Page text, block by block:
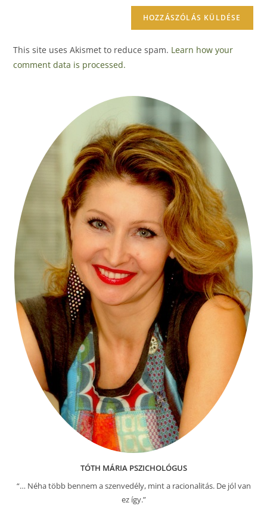
This site uses Akismet to reduce spam. Learn how your
comment data is processed.
TÓTH MÁRIA PSZICHOLÓGUS
“… Néha több bennem a szenvedély, mint a racionalitás. De jól van
ez így.”